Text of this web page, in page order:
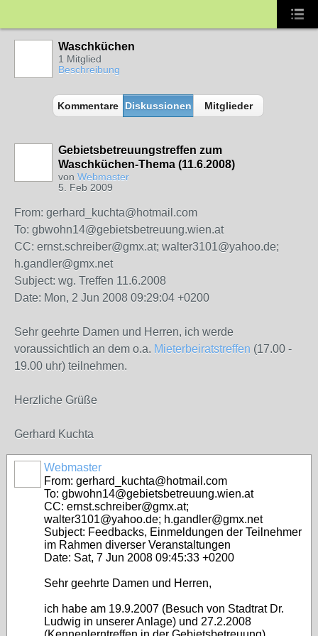
Waschküchen
1 Mitglied
Beschreibung
Kommentare Diskussionen Mitglieder
Gebietsbetreuungstreffen zum
Waschküchen-Thema (11.6.2008)
von Webmaster
5. Feb 2009
From: gerhard_kuchta@hotmail.com
To: gbwohn14@gebietsbetreuung.wien.at
CC: ernst.schreiber@gmx.at; walter3101@yahoo.de;
h.gandler@gmx.net
Subject: wg. Treffen 11.6.2008
Date: Mon, 2 Jun 2008 09:29:04 +0200
Sehr geehrte Damen und Herren, ich werde
voraussichtlich an dem o.a. Mieterbeiratstreffen (17.00 -
19.00 uhr) teilnehmen.
Herzliche Grüße
Gerhard Kuchta
Webmaster
From: gerhard_kuchta@hotmail.com
To: gbwohn14@gebietsbetreuung.wien.at
CC: ernst.schreiber@gmx.at;
walter3101@yahoo.de; h.gandler@gmx.net
Subject: Feedbacks, Einmeldungen der Teilnehmer
im Rahmen diverser Veranstaltungen
Date: Sat, 7 Jun 2008 09:45:33 +0200
Sehr geehrte Damen und Herren,
ich habe am 19.9.2007 (Besuch von Stadtrat Dr.
Ludwig in unserer Anlage) und 27.2.2008